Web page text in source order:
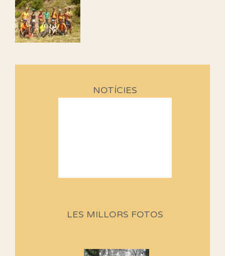
NOTÍCIES
Sortides Centpeus 2026 (1a
programació d'aquest any
Si no podem caminar, alguna
LES MILLORS FOTOS